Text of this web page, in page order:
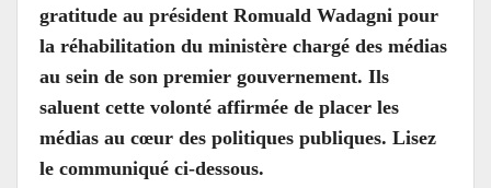
gratitude au président Romuald Wadagni pour
la réhabilitation du ministère chargé des médias
au sein de son premier gouvernement. Ils
saluent cette volonté affirmée de placer les
médias au cœur des politiques publiques. Lisez
le communiqué ci-dessous.